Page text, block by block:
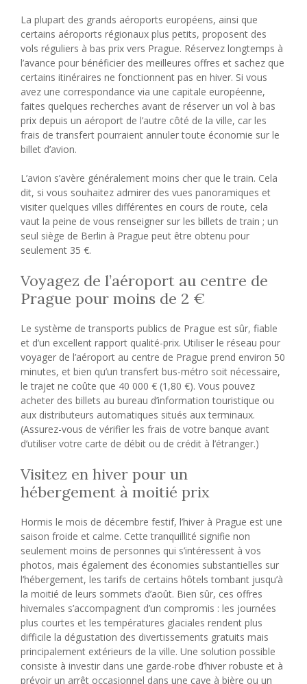
La plupart des grands aéroports européens, ainsi que
certains aéroports régionaux plus petits, proposent des
vols réguliers à bas prix vers Prague. Réservez longtemps à
l’avance pour bénéficier des meilleures offres et sachez que
certains itinéraires ne fonctionnent pas en hiver. Si vous
avez une correspondance via une capitale européenne,
faites quelques recherches avant de réserver un vol à bas
prix depuis un aéroport de l’autre côté de la ville, car les
frais de transfert pourraient annuler toute économie sur le
billet d’avion.
L’avion s’avère généralement moins cher que le train. Cela
dit, si vous souhaitez admirer des vues panoramiques et
visiter quelques villes différentes en cours de route, cela
vaut la peine de vous renseigner sur les billets de train ; un
seul siège de Berlin à Prague peut être obtenu pour
seulement 35 €.
Voyagez de l’aéroport au centre de
Prague pour moins de 2 €
Le système de transports publics de Prague est sûr, fiable
et d’un excellent rapport qualité-prix. Utiliser le réseau pour
voyager de l’aéroport au centre de Prague prend environ 50
minutes, et bien qu’un transfert bus-métro soit nécessaire,
le trajet ne coûte que 40 000 € (1,80 €). Vous pouvez
acheter des billets au bureau d’information touristique ou
aux distributeurs automatiques situés aux terminaux.
(Assurez-vous de vérifier les frais de votre banque avant
d’utiliser votre carte de débit ou de crédit à l’étranger.)
Visitez en hiver pour un
hébergement à moitié prix
Hormis le mois de décembre festif, l’hiver à Prague est une
saison froide et calme. Cette tranquillité signifie non
seulement moins de personnes qui s’intéressent à vos
photos, mais également des économies substantielles sur
l’hébergement, les tarifs de certains hôtels tombant jusqu’à
la moitié de leurs sommets d’août. Bien sûr, ces offres
hivernales s’accompagnent d’un compromis : les journées
plus courtes et les températures glaciales rendent plus
difficile la dégustation des divertissements gratuits mais
principalement extérieurs de la ville. Une solution possible
consiste à investir dans une garde-robe d’hiver robuste et à
prévoir un arrêt occasionnel dans une cave à bière ou un